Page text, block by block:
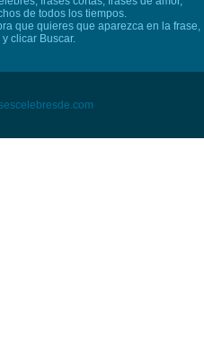
de todos los tiempos.
que quieres que aparezca en la frase,
clicar Buscar.